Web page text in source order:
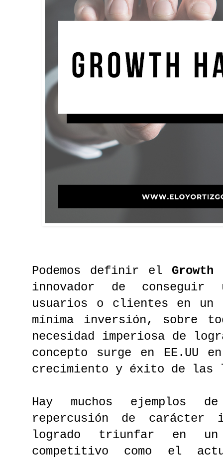
Podemos definir el Growth
innovador de
usuarios o clientes en un
mínima inversión, sobre
necesidad imperiosa de
concepto surge en EE.UU
crecimiento y éxito de las
Hay muchos ejemplos
repercusión de carácter
logrado triunfar en
competitivo como el